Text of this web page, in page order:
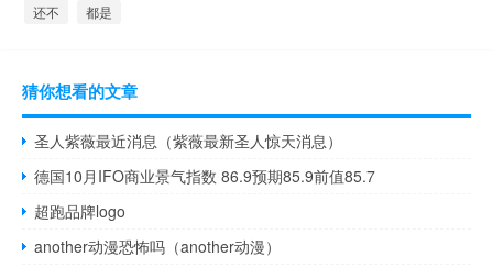
还不 都是
猜你想看的文章
圣人紫薇最近消息（紫薇最新圣人惊天消息）
德国10月IFO商业景气指数 86.9预期85.9前值85.7
超跑品牌logo
another动漫恐怖吗（another动漫）